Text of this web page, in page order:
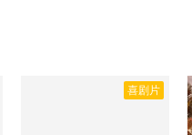
喜剧片